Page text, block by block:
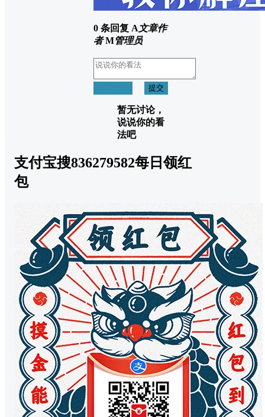
0 条回复 A文章作
者 M管理员
提交
暂无讨论，
说说你的看
法吧
支付宝搜836279582每日领红
包